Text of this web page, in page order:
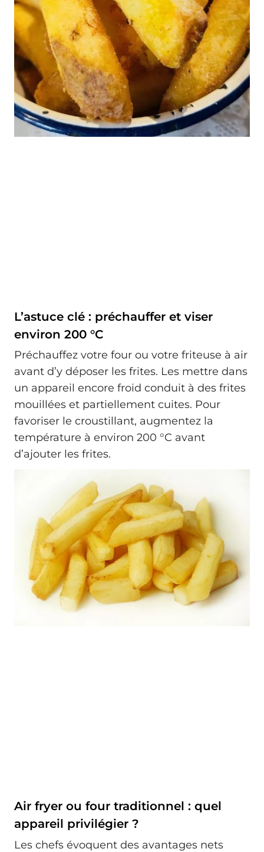
L’astuce clé : préchauffer et viser
environ 200 °C
Préchauffez votre four ou votre friteuse à air
avant d’y déposer les frites. Les mettre dans
un appareil encore froid conduit à des frites
mouillées et partiellement cuites. Pour
favoriser le croustillant, augmentez la
température à environ 200 °C avant
d’ajouter les frites.
Air fryer ou four traditionnel : quel
appareil privilégier ?
Les chefs évoquent des avantages nets